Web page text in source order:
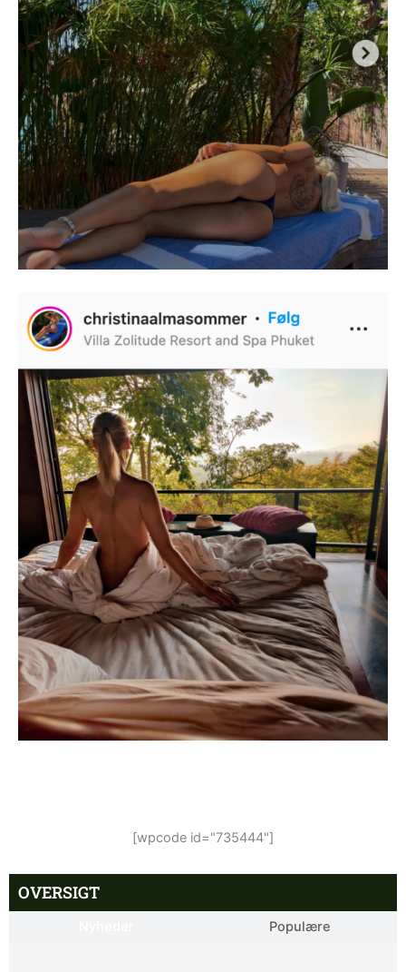
[wpcode id="735444"]
OVERSIGT
Populære